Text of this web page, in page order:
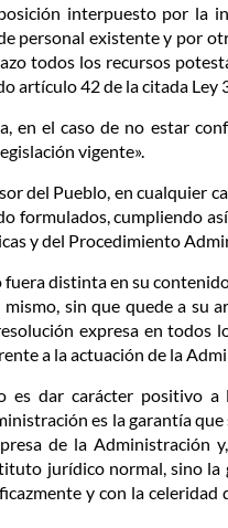
interpuesto por la
personal existente y por
todos los recursos
artículo 42 de la citada Ley
en el caso de no estar
vigente».
del Pueblo, en cualquier
formulados, cumpliendo
y del Procedimiento
distinta en su
sin que quede a su
expresa en todos
a la actuación de la
es dar carácter positivo a
es la garantía que
de la Administración
jurídico normal, sino la
y con la celeridad